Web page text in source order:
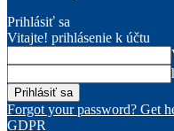
Prihlásiť sa
Vitajte! prihlásenie k účtu
Forgot your password? Get
GDPR